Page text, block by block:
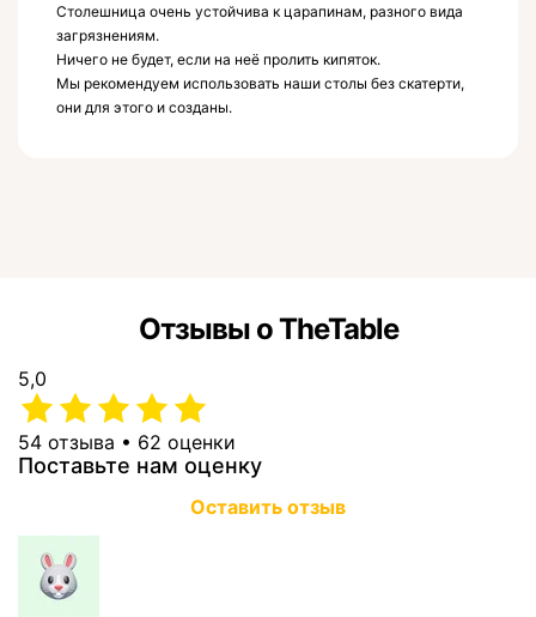
Столешница очень устойчива к царапинам, разного вида
загрязнениям.
Ничего не будет, если на неё пролить кипяток.
Мы рекомендуем использовать наши столы без скатерти,
они для этого и созданы.
Отзывы о TheTable
5,0
54 отзыва • 62 оценки
Поставьте нам оценку
Оставить отзыв